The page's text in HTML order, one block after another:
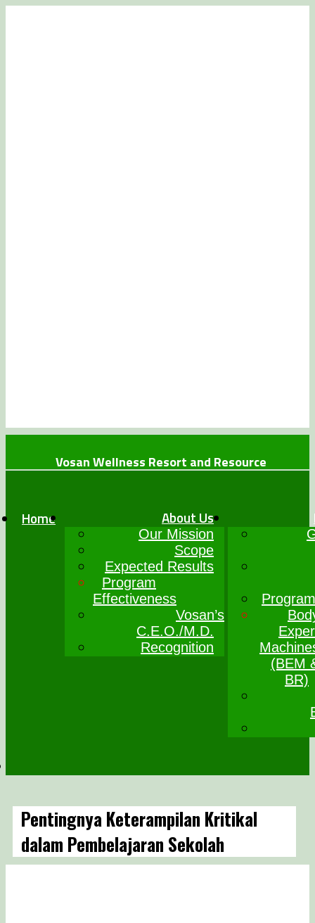
Vosan Wellness Resort and Resource
+234 (0)7064017777
Home About Us
Our Mission
Scope
Expected Results
Program
Effectiveness
Vosan’s
C.E.O./M.D.
Recognition
(BEM
BR)
Pentingnya Keterampilan Kritikal
dalam Pembelajaran Sekolah